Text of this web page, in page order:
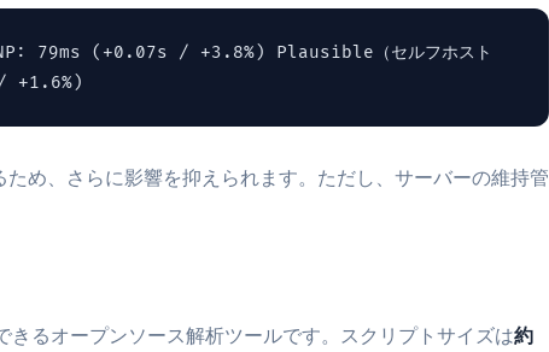
79ms (+0.07s / +3.8%) Plausible（セルフホスト
+1.6%)
め、さらに影響を抑えられます。ただし、サーバーの維持管
るオープンソース解析ツールです。スクリプトサイズは約